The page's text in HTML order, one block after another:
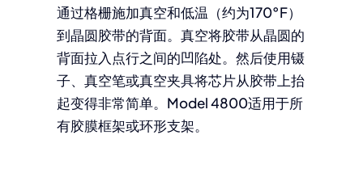
通过格栅施加真空和低温（约为170°F）
到晶圆胶带的背面。真空将胶带从晶圆的
背面拉入点行之间的凹陷处。然后使用镊
子、真空笔或真空夹具将芯片从胶带上抬
起变得非常简单。Model 4800适用于所
有胶膜框架或环形支架。